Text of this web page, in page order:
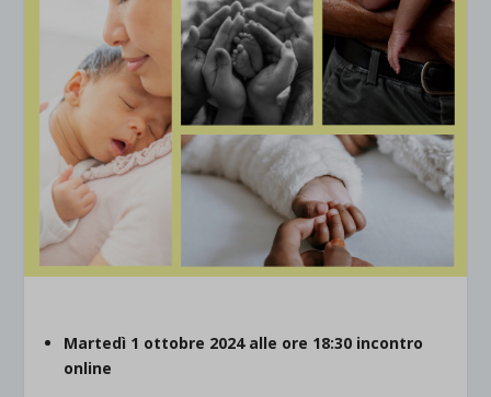
Martedì 1 ottobre 2024 alle ore 18:30 incontro
online